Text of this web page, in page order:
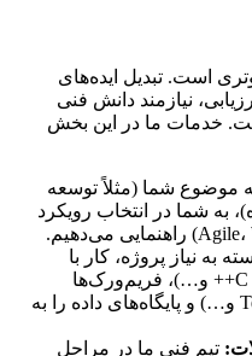
است. تبدیل ایده‌های
نیازمند دانش فنی
خدمات ما در این بخش
موضوع شما (مثلاً توسعه
به شما در انتخاب رویکرد
به نیاز پروژه، کار با
زبان‌های برنامه‌نویسی (پایتون، جاوا، C++ و…)، فریم‌ورک‌ها
(TensorFlow, PyTorch, Django, React و…) و پایگاه‌های داده را به
تیم فنی ما در مراحل